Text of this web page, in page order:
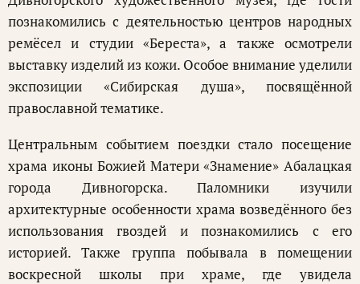
познакомились с деятельностью центров народных
ремёсел и студии «Береста», а также осмотрели
выставку изделий из кожи. Особое внимание уделили
экспозиции «Сибирская душа», посвящённой
православной тематике.
Центральным событием поездки стало посещение
храма иконы Божией Матери «Знамение» Абалацкая
города Дивногорска. Паломники изучили
архитектурные особенности храма возведённого без
использования гвоздей и познакомились с его
историей. Также группа побывала в помещении
воскресной школы при храме, где увидела